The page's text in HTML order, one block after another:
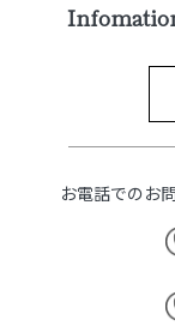
お電話でのお